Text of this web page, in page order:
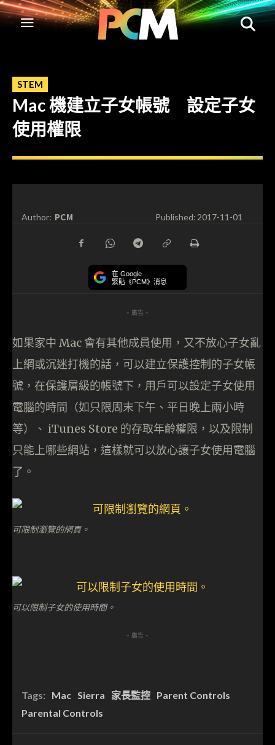
STEM
Mac 機建立子女帳號 設定子女
使用權限
Author: PCM Published:2017-11-01
在 Google
緊貼《PCM》消息
- 廣告 -
如果家中 Mac 會有其他成員使用，又不放心子女亂
上網或沉迷打機的話，可以建立保護控制的子女帳
號，在保護層級的帳號下，用戶可以設定子女使用
電腦的時間（如只限周末下午、平日晚上兩小時
等）、 iTunes Store 的存取年齡權限，以及限制
只能上哪些網站，這樣就可以放心讓子女使用電腦
了。
可限制瀏覽的網頁。
可以限制子女的使用時間。
- 廣告 -
Tags: Mac Sierra 家長監控 Parent Controls
Parental Controls